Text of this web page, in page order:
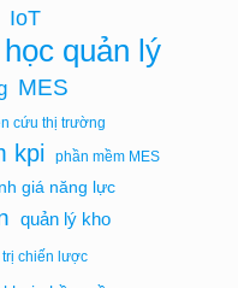
IoT
học quản lý
MES
cứu thị trường
kpi phần mềm MES
giá năng lực
quản lý kho
trị chiến lược